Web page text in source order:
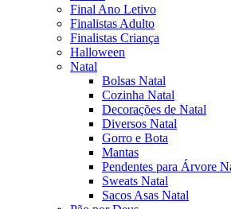
Final Ano Letivo
Finalistas Adulto
Finalistas Criança
Halloween
Natal
Bolsas Natal
Cozinha Natal
Decorações de Natal
Diversos Natal
Gorro e Bota
Mantas
Pendentes para Árvore
Sweats Natal
Sacos Asas Natal